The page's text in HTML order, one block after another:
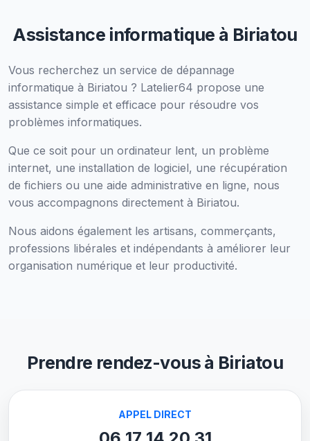
Assistance informatique à Biriatou
Vous recherchez un service de dépannage
informatique à Biriatou ? Latelier64 propose une
assistance simple et efficace pour résoudre vos
problèmes informatiques.
Que ce soit pour un ordinateur lent, un problème
internet, une installation de logiciel, une récupération
de fichiers ou une aide administrative en ligne, nous
vous accompagnons directement à Biriatou.
Nous aidons également les artisans, commerçants,
professions libérales et indépendants à améliorer leur
organisation numérique et leur productivité.
Prendre rendez-vous à Biriatou
APPEL DIRECT